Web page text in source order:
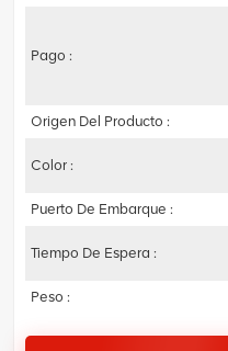
Pago :
Origen Del Producto :
Color :
Puerto De Embarque :
Tiempo De Espera :
Peso :